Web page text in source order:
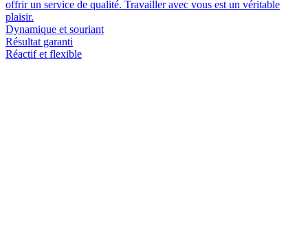
offrir un service de qualité. Travailler avec vous est un véritable
plaisir.
Dynamique et souriant
Résultat garanti
Réactif et flexible